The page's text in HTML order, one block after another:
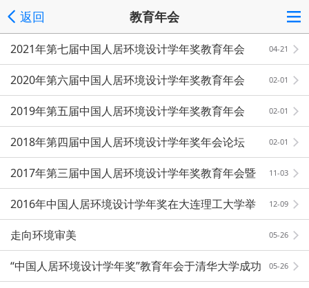
返回 教育年会
04-21
2021年第七届中国人居环境设计学年奖教育年会
02-01
2020年第六届中国人居环境设计学年奖教育年会
02-01
2019年第五届中国人居环境设计学年奖教育年会
02-01
2018年第四届中国人居环境设计学年奖年会论坛
11-03
2017年第三届中国人居环境设计学年奖教育年会暨
颁奖典礼邀请
12-09
2016年中国人居环境设计学年奖在大连理工大学举
办
05-26
走向环境审美
05-26
“中国人居环境设计学年奖”教育年会于清华大学成功